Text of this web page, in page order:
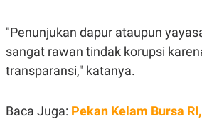
"Penunjukan dapur ataupun
sangat rawan tindak korupsi
transparansi," katanya.
Baca Juga: Pekan Kelam Bursa